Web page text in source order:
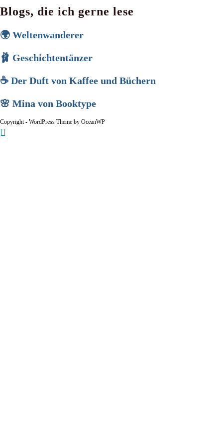
Blogs, die ich gerne lese
🌍 Weltenwanderer
🩰 Geschichtentänzer
☕ Der Duft von Kaffee und Büchern
🌸 Mina von Booktype
Copyright - WordPress Theme by OceanWP